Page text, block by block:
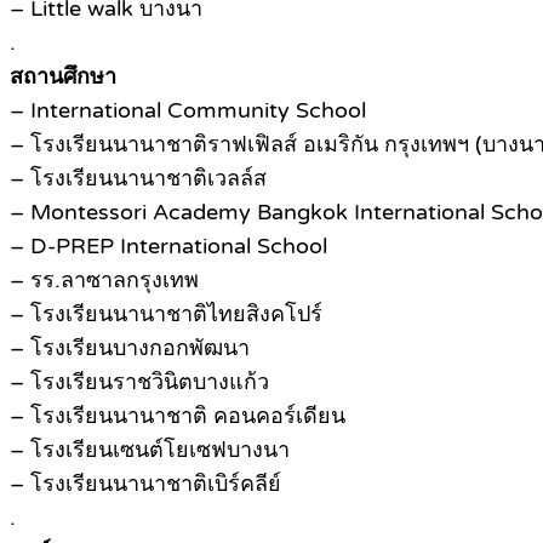
– Little walk บางนา
.
สถานศึกษา
– International Community School
– โรงเรียนนานาชาติราฟเฟิลส์ อเมริกัน กรุงเทพฯ (บางน
– โรงเรียนนานาชาติเวลล์ส
– Montessori Academy Bangkok International
– D-PREP International School
– รร.ลาซาลกรุงเทพ
– โรงเรียนนานาชาติไทยสิงคโปร์
– โรงเรียนบางกอกพัฒนา
– โรงเรียนราชวินิตบางแก้ว
– โรงเรียนนานาชาติ คอนคอร์เดียน
– โรงเรียนเซนต์โยเซฟบางนา
– โรงเรียนนานาชาติเบิร์คลีย์
.